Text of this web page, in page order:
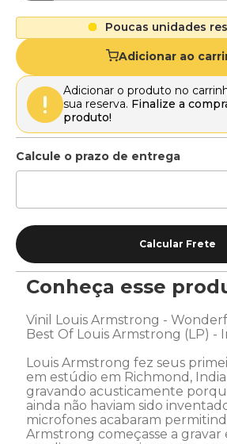
Poucas unidades
Adicionar ao
Adicionar o produto no
sua reserva. Finalize a
produto!
Conheça esse
Vinil Louis Armstrong -
Best Of Louis Armstrong (LP) -
Louis Armstrong fez seus
em estúdio em Richmond,
gravando acusticamente
ainda não haviam sido
microfones acabaram
Armstrong começasse a